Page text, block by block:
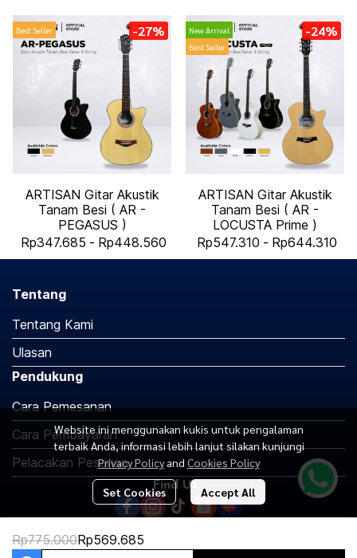
Best Seller -27%
ARTISAN Gitar Akustik
Tanam Besi ( AR -
PEGASUS )
Rp347.685 - Rp448.560
New Arrival
Best Seller
-24%
ARTISAN Gitar Akustik
Tanam Besi ( AR -
LOCUSTA Prime )
Rp547.310 - Rp644.310
Rp775.000Rp569.685
Website ini menggunakan kukis untuk pengalaman
terbaik Anda, informasi lebih lanjut silakan kunjungi
Privacy Policy and Cookies Policy
Set Cookies Accept All
Tentang
Tentang Kami
Ulasan
Pendukung
Cara Pemesanan
Cara Pembayaran
Pelacakan Pesanan
Find Us :